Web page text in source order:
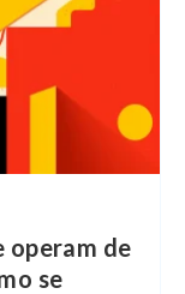
operam de
se